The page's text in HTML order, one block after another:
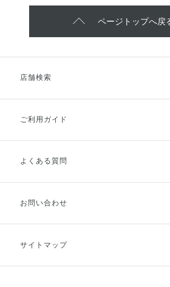
ページトップへ戻
店舗検索
ご利用ガイド
ご利用ガイドトップ
お支払方法
キャンセル・返品・交換
よくある質問
お問い合わせ
サイトマップ